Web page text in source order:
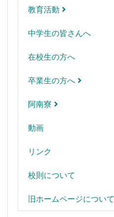
教育活動
中学生の皆さんへ
在校生の方へ
卒業生の方へ
阿南寮
動画
リンク
校則について
旧ホームページについて